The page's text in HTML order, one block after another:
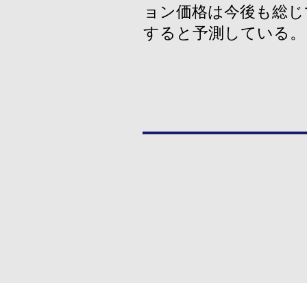
ョン価格は今後も総
すると予測している。